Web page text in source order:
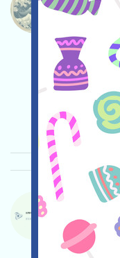
錢包，請
投！
关联: 需
间: 2026/
重要
DACHAIN
的區塊鏈
負安全，